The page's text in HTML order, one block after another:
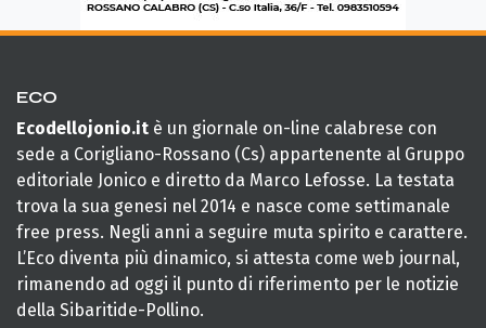
ECO
Ecodellojonio.it è un giornale on-line calabrese con
sede a Corigliano-Rossano (Cs) appartenente al Gruppo
editoriale Jonico e diretto da Marco Lefosse. La testata
trova la sua genesi nel 2014 e nasce come settimanale
free press. Negli anni a seguire muta spirito e carattere.
L’Eco diventa più dinamico, si attesta come web journal,
rimanendo ad oggi il punto di riferimento per le notizie
della Sibaritide-Pollino.